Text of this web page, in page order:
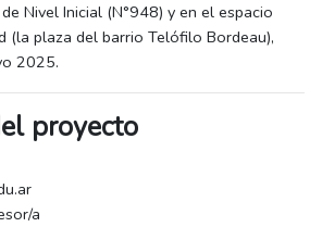
Nivel Inicial (N°948) y en el espacio
(la plaza del barrio Telófilo Bordeau),
2025.
proyecto
a